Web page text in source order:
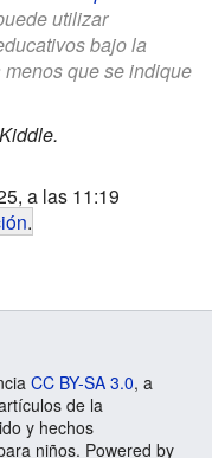
utilizar
bajo la
menos que se indique
a las 11:19
.
CC BY-SA 3.0, a
de la
y hechos
niños. Powered by